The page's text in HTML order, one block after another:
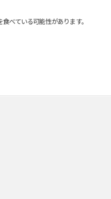
べている可能性があります。